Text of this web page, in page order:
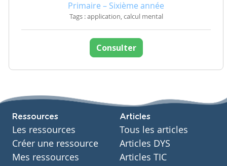
Primaire – Sixième année
Tags : application, calcul mental
Consulter
Ressources
Les ressources
Créer une ressource
Mes ressources
Articles
Tous les articles
Articles DYS
Articles TIC